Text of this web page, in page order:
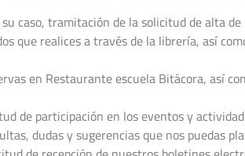
caso, tramitación de la solicitud de alta
que realices a través de la librería, así
en Restaurante escuela Bitácora, así
de participación en los eventos y
dudas y sugerencias que nos puedas